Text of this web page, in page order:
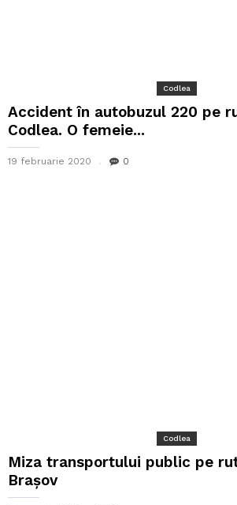
Codlea
Accident în autobuzul 220 pe
Codlea. O femeie...
19 februarie 2020 0
Codlea
Miza transportului public pe
Brașov